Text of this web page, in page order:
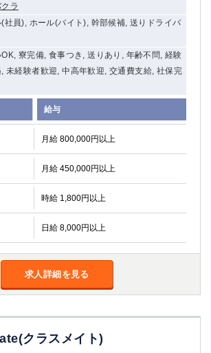
ラ
社員), ホール(バイト), 幹部候補, 送りドライバ
OK, 寮完備, 食事つき, 送りあり, 年齢不問, 経験
未経験者歓迎, 中高年歓迎, 交通費支給, 社保完
給与
月給 800,000円以上
月給 450,000円以上
時給 1,800円以上
日給 8,000円以上
求人詳細を見る
クラスメイト)
橋本
日ノ出町武蔵新城
茅ヶ崎
相模原
横須賀
南越谷
熊谷
加松原＞ 北浦和（西口）
川口